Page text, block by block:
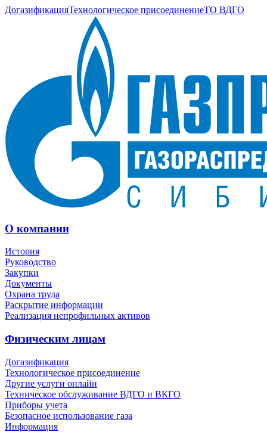
ДогазификацияТехнологическое присоединениеТО ВДГО
О компании
История
Руководство
Закупки
Документы
Охрана труда
Раскрытие информации
Реализация непрофильных активов
Физическим лицам
Догазификация
Технологическое присоединение
Другие услуги онлайн
Техническое обслуживание ВДГО и ВКГО
Приборы учета
Безопасное использование газа
Информация